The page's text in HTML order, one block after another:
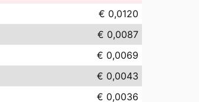
€ 0,0120
€ 0,0087
€ 0,0069
€ 0,0043
€ 0,0036